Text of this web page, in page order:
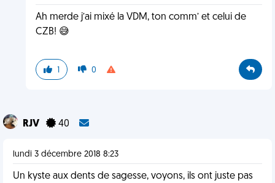
Ah merde j’ai mixé la VDM, ton comm’ et celui de
CZB! 😅
1 0
RJV 40
lundi 3 décembre 2018 8:23
Un kyste aux dents de sagesse, voyons, ils ont juste pas